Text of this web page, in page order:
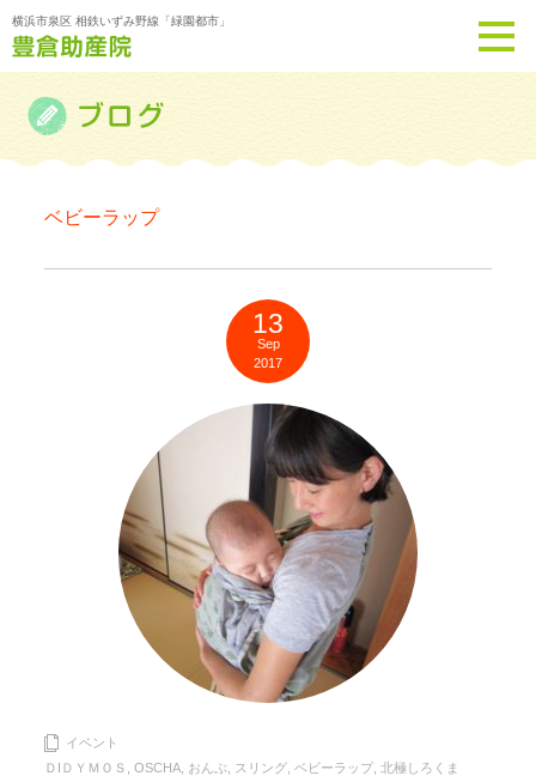
横浜市泉区 相鉄いずみ野線「緑園都市」
ベビーラップ
13
Sep
2017
イベント
ＤIＤＹＭＯＳ
,OSCHA おんぶ スリング ,ベビーラップ ,北極しろくま